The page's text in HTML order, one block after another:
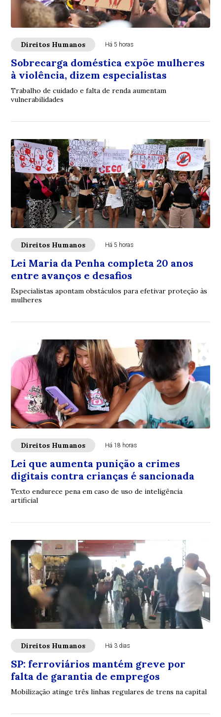
Direitos Humanos Há 5 horas
Sobrecarga doméstica expõe mulheres
à violência, dizem especialistas
Trabalho de cuidado e falta de renda aumentam
vulnerabilidades
Direitos Humanos Há 5 horas
Lei Maria da Penha completa 20 anos
entre avanços e desafios
Especialistas apontam obstáculos para efetivar proteção às
mulheres
Direitos Humanos Há 18 horas
Lei que aumenta punição a crimes
digitais contra crianças é sancionada
Texto endurece pena em caso de uso de inteligência
artificial
Direitos Humanos Há 3 dias
SP: ferroviários mantém greve por
falta de garantia de empregos
Mobilização atinge três linhas regulares de trens na capital